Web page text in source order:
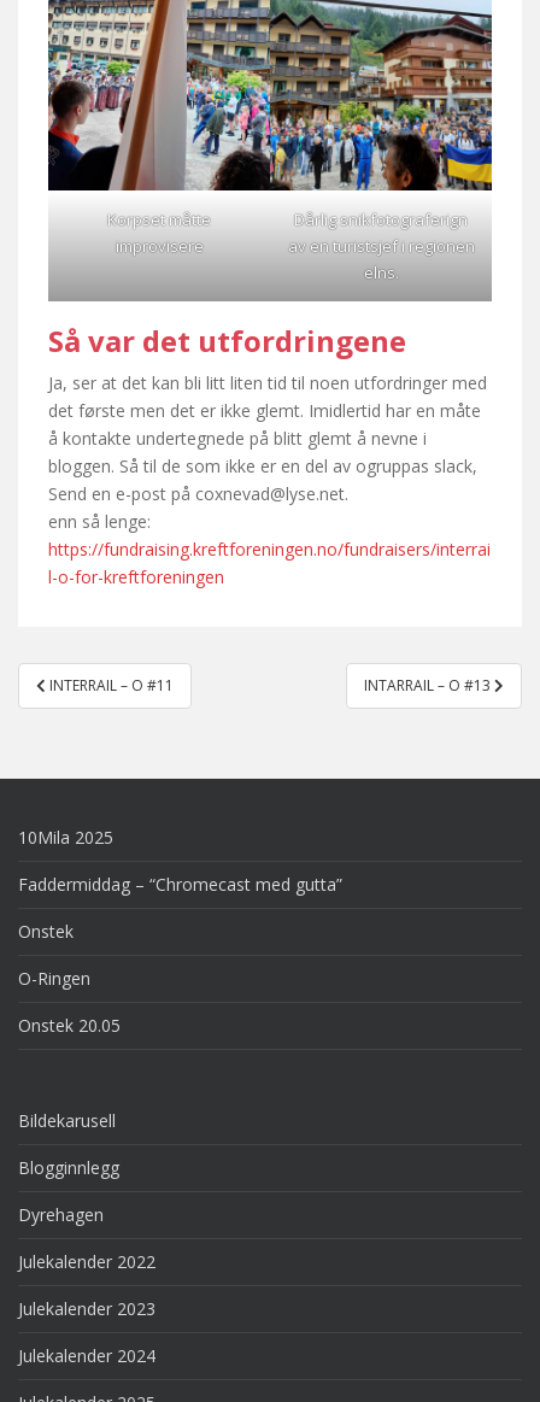
Korpset måtte
improvisere
Dårlig snikfotograferign
av en turistsjef i regionen
elns.
Så var det utfordringene
Ja, ser at det kan bli litt liten tid til noen utfordringer med
det første men det er ikke glemt. Imidlertid har en måte
å kontakte undertegnede på blitt glemt å nevne i
bloggen. Så til de som ikke er en del av ogruppas slack,
Send en e-post på coxnevad@lyse.net.
enn så lenge:
https://fundraising.kreftforeningen.no/fundraisers/interrai
l-o-for-kreftforeningen
Post
navigation
INTERRAIL – O #11 INTARRAIL – O #13
10Mila 2025
Faddermiddag – “Chromecast med gutta”
Onstek
O-Ringen
Onstek 20.05
Bildekarusell
Blogginnlegg
Dyrehagen
Julekalender 2022
Julekalender 2023
Julekalender 2024